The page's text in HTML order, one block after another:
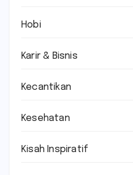
Hobi
Karir & Bisnis
Kecantikan
Kesehatan
Kisah Inspiratif